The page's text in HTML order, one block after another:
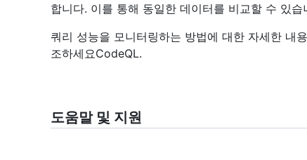
합니다. 이를 통해 동일한 데이터를 비교할 수 있습
쿼리 성능을 모니터링하는 방법에 대한 자세한 내
조하세요CodeQL.
도움말 및 지원